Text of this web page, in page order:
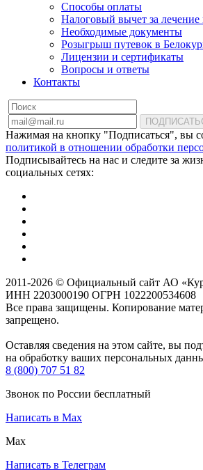
Способы оплаты
Налоговый вычет за лечение
Необходимые документы
Розыгрыш путевок в
Лицензии и сертификаты
Вопросы и ответы
Контакты
Нажимая на кнопку "Подписаться", вы
политикой в отношении обработки
Подписывайтесь на нас и следите за
социальных сетях:
2011-2026 © Официальный сайт АО
ИНН 2203000190 ОГРН 1022200534608
Все права защищены. Копирование
запрещено.
Оставляя сведения на этом сайте, вы
на обработку ваших персональных
8 (800) 707 51 82
Звонок по России бесплатный
Написать в Max
Max
Написать в Телеграм